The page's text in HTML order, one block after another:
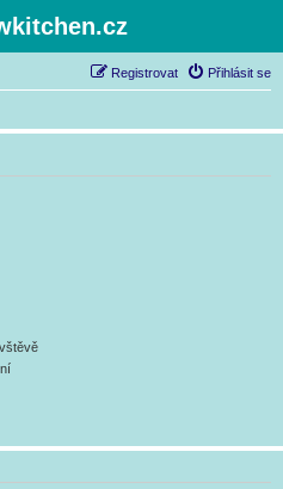
Přihlásit se
Registrovat